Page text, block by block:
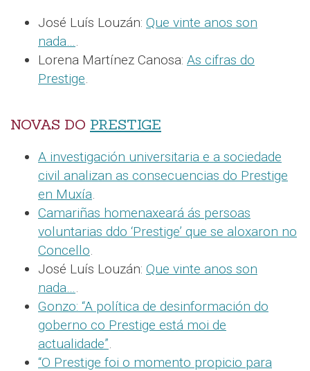
José Luís Louzán: Que vinte anos son
nada….
Lorena Martínez Canosa: As cifras do
Prestige.
NOVAS DO PRESTIGE
A investigación universitaria e a sociedade
civil analizan as consecuencias do Prestige
en Muxía.
Camariñas homenaxeará ás persoas
voluntarias ddo ‘Prestige’ que se aloxaron no
Concello.
José Luís Louzán: Que vinte anos son
nada….
Gonzo: “A política de desinformación do
goberno co Prestige está moi de
actualidade”.
“O Prestige foi o momento propicio para